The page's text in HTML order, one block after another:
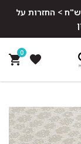
משלוח מהיר חינם לכל הארץ בקנייה מעל 199 ש"ח > החזרות על
0